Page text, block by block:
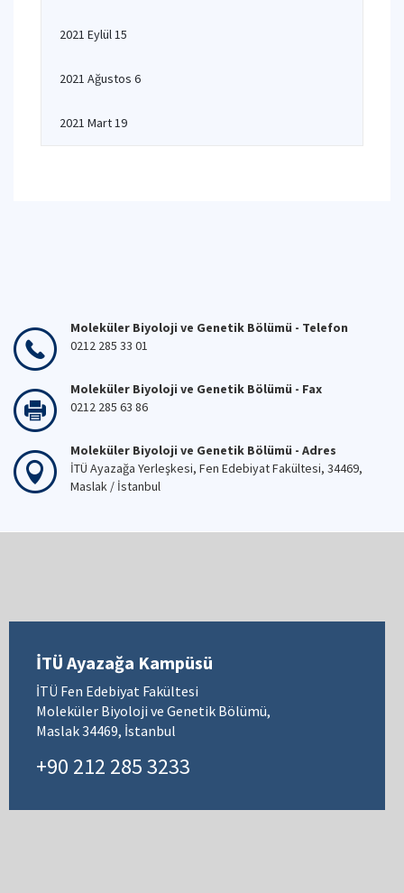
2021 Eylül 15
2021 Ağustos 6
2021 Mart 19
Moleküler Biyoloji ve Genetik Bölümü - Telefon
0212 285 33 01
Moleküler Biyoloji ve Genetik Bölümü - Fax
0212 285 63 86
Moleküler Biyoloji ve Genetik Bölümü - Adres
İTÜ Ayazağa Yerleşkesi, Fen Edebiyat Fakültesi, 34469,
Maslak / İstanbul
İTÜ Ayazağa Kampüsü
İTÜ Fen Edebiyat Fakültesi
Moleküler Biyoloji ve Genetik Bölümü,
Maslak 34469, İstanbul
+90 212 285 3233